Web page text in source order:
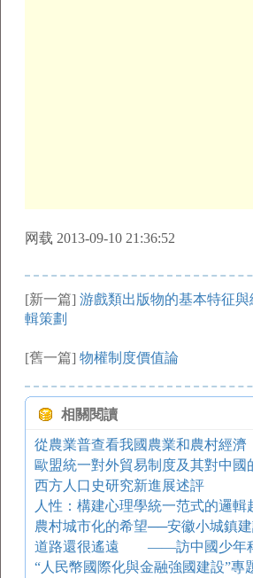
网载 2013-09-10 21:36:52
[新一篇] 游戲類出版物的基本特征與
輯策劃
[舊一篇] 物權制度價值論
相關閱讀
從農業普查看我國農業和農村經濟
歐盟統一對外貿易制度及其對中國
西方人口史研究新進展述評
人性：構建心理學統一范式的邏輯
農村城市化的希望──安徽小城鎮
“人民幣國際化與金融強國建設”專